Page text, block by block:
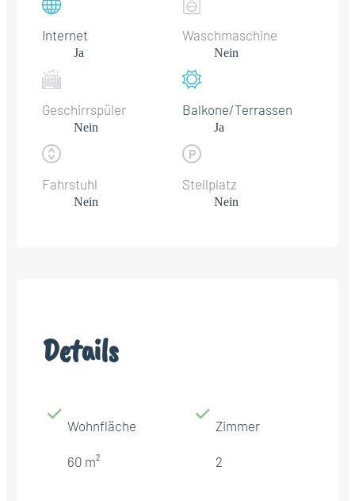
Internet
Ja
Waschmaschine
Nein
Geschirrspüler
Nein
Balkone/Terrassen
Ja
Fahrstuhl
Nein
Stellplatz
Nein
Details
Wohnfläche
60 m²
Zimmer
2